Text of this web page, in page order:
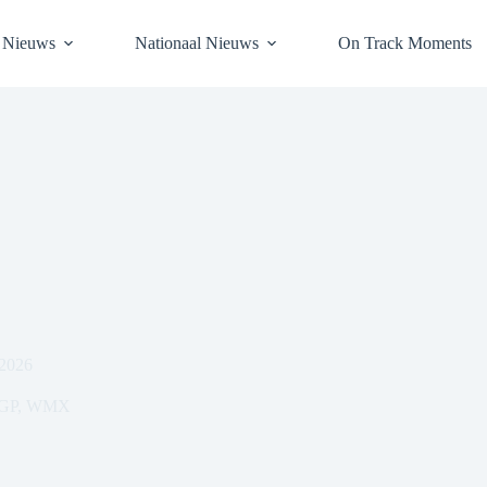
Nieuws Nationaal Nieuws On Track Moments